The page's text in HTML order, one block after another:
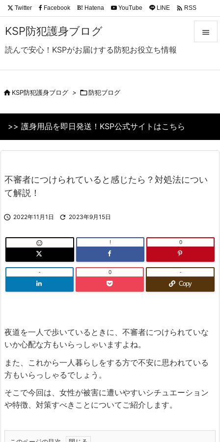
KSP防犯護身ブログ
読んで安心！KSPがお届けする防犯お役立ち情報

前へ
次へ
Twitter Facebook B! Hatena YouTube LINE  RSS
KSP防犯護身ブログ > 防犯ブログ
>> 護身用品を即日発送！KSP公式サイトはこちら
不審者につけられていると感じたら？対処法につい
て解説！
 2022年11月1日  2023年9月15日
 ! 0
- 0
Copy
-
夜道を一人で歩いているときに、不審者につけられていな
いか心配な方もいらっしゃいますよね。
また、これから一人暮らしをする方で不安に思われている
方もいらっしゃるでしょう。
そこで今回は、女性が被害に遭いやすいシチュエーション
や特徴、対策すべきことについてご紹介します。